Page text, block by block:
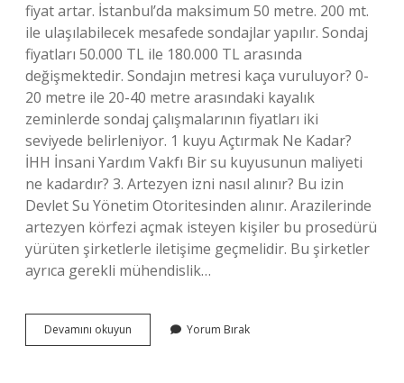
fiyat artar. İstanbul’da maksimum 50 metre. 200 mt.
ile ulaşılabilecek mesafede sondajlar yapılır. Sondaj
fiyatları 50.000 TL ile 180.000 TL arasında
değişmektedir. Sondajın metresi kaça vuruluyor? 0-
20 metre ile 20-40 metre arasındaki kayalık
zeminlerde sondaj çalışmalarının fiyatları iki
seviyede belirleniyor. 1 kuyu Açtırmak Ne Kadar?
İHH İnsani Yardım Vakfı Bir su kuyusunun maliyeti
ne kadardır? 3. Artezyen izni nasıl alınır? Bu izin
Devlet Su Yönetim Otoritesinden alınır. Arazilerinde
artezyen körfezi açmak isteyen kişiler bu prosedürü
yürüten şirketlerle iletişime geçmelidir. Bu şirketler
ayrıca gerekli mühendislik…
Devamını okuyun Artezyen
Ne
Yorum Bırak